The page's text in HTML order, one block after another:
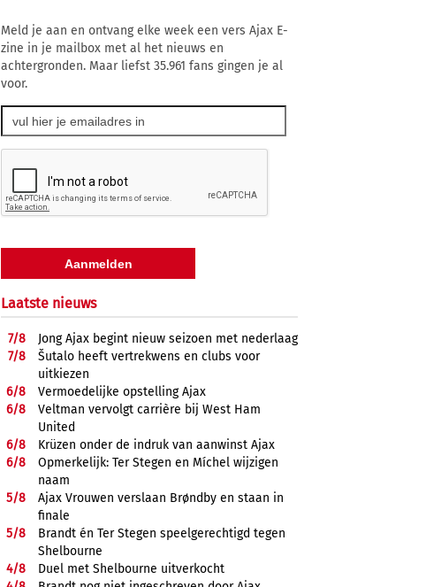
Meld je aan en ontvang elke week een vers Ajax E-
zine in je mailbox met al het nieuws en
achtergronden. Maar liefst 35.961 fans gingen je al
voor.
Laatste nieuws
7/8
Jong Ajax begint nieuw seizoen met nederlaag
7/8
Šutalo heeft vertrekwens en clubs voor
uitkiezen
6/8
Vermoedelijke opstelling Ajax
6/8
Veltman vervolgt carrière bij West Ham
United
6/8
Krüzen onder de indruk van aanwinst Ajax
6/8
Opmerkelijk: Ter Stegen en Míchel wijzigen
naam
5/8
Ajax Vrouwen verslaan Brøndby en staan in
finale
5/8
Brandt én Ter Stegen speelgerechtigd tegen
Shelbourne
4/8
Duel met Shelbourne uitverkocht